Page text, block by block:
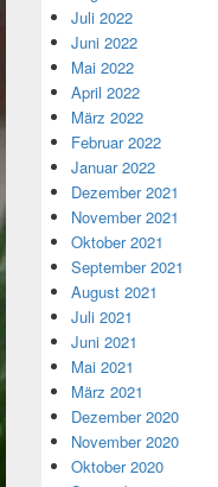
Juli 2022
Juni 2022
Mai 2022
April 2022
März 2022
Februar 2022
Januar 2022
Dezember 2021
November 2021
Oktober 2021
September 2021
August 2021
Juli 2021
Juni 2021
Mai 2021
März 2021
Dezember 2020
November 2020
Oktober 2020